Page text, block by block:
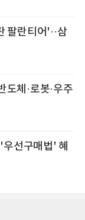
팔란티어'··삼
체·로봇·우주
선구매법' 혜